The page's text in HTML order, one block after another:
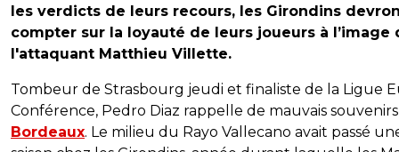
les verdicts de leurs recours, les Girondins
compter sur la loyauté de leurs joueurs à l’image
l'attaquant Matthieu Villette.
Tombeur de Strasbourg jeudi et finaliste de la Ligue
Conférence, Pedro Diaz rappelle de mauvais
Bordeaux. Le milieu du Rayo Vallecano avait passé